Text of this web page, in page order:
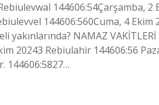
144606:54Çarşamba, 2
144606:560Cuma, 4 Ekim
yakınlarında? NAMAZ
20243 Rebiulahir 144606:56
144606:5827…